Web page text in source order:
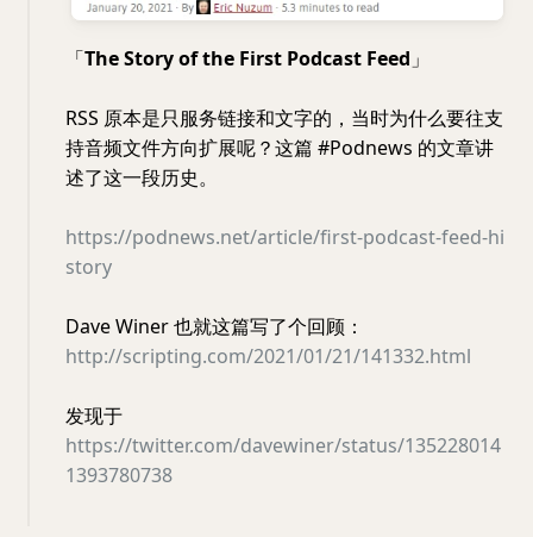
「The Story of the First Podcast Feed 」
RSS 原本是只服务链接和文字的，当时为什么要往支
持音频文件方向扩展呢？这篇 #Podnews 的文章讲
述了这一段历史。
https://podnews.net/article/first-podcast-feed-hi
story
Dave Winer 也就这篇写了个回顾：
http://scripting.com/2021/01/21/141332.html
发现于
https://twitter.com/davewiner/status/135228014
1393780738